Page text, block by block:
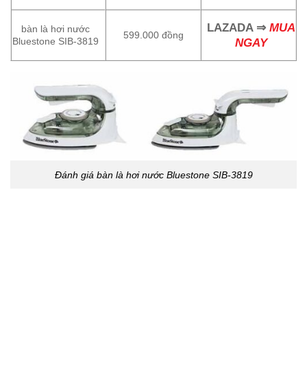
bàn là hơi nước
Bluestone SIB-3819
599.000 đồng
LAZADA ⇒ MUA
NGAY
Đánh giá bàn là hơi nước Bluestone SIB-3819